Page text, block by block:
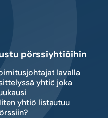
pörssiyhtiöihin
lavalla
yhtiö joka
yhtiö listautuu